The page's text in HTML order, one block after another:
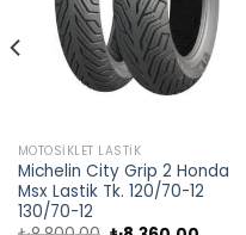
MOTOSIKLET LASTIK
Michelin City Grip 2 Honda
Msx Lastik Tk. 120/70-12
130/70-12